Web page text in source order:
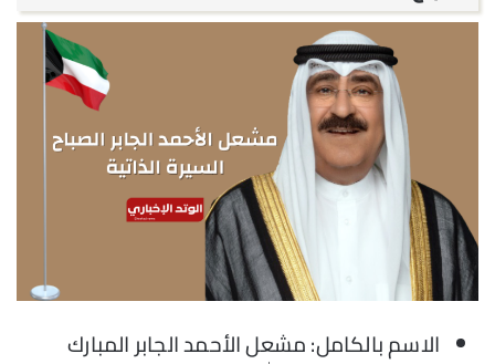
الاسم بالكامل: مشعل الأحمد الجابر المبارك